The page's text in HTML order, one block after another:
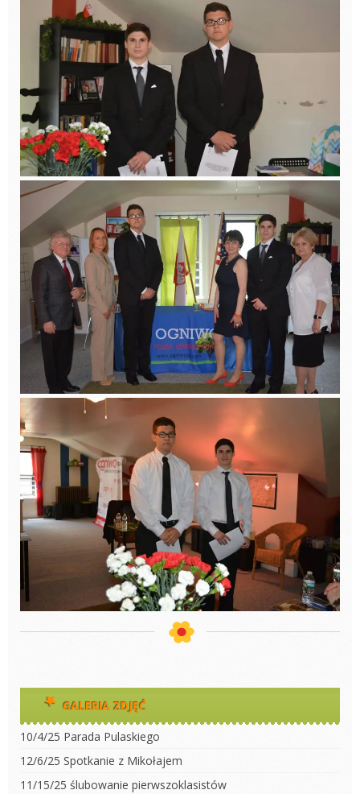
GALERIA ZDJĘĆ
10/4/25 Parada Pulaskiego
12/6/25 Spotkanie z Mikołajem
11/15/25 ślubowanie pierwszoklasistów